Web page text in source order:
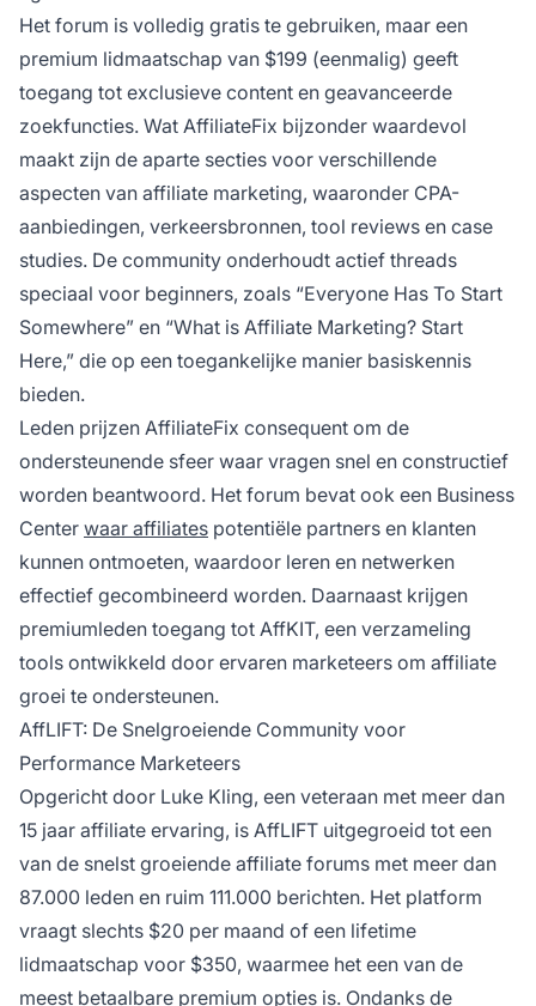
Het forum is volledig gratis te gebruiken, maar een
premium lidmaatschap van $199 (eenmalig) geeft
toegang tot exclusieve content en geavanceerde
zoekfuncties. Wat AffiliateFix bijzonder waardevol
maakt zijn de aparte secties voor verschillende
aspecten van affiliate marketing, waaronder CPA-
aanbiedingen, verkeersbronnen, tool reviews en case
studies. De community onderhoudt actief threads
speciaal voor beginners, zoals “Everyone Has To Start
Somewhere” en “What is Affiliate Marketing? Start
Here,” die op een toegankelijke manier basiskennis
bieden.
Leden prijzen AffiliateFix consequent om de
ondersteunende sfeer waar vragen snel en constructief
worden beantwoord. Het forum bevat ook een Business
Center waar affiliates potentiële partners en klanten
kunnen ontmoeten, waardoor leren en netwerken
effectief gecombineerd worden. Daarnaast krijgen
premiumleden toegang tot AffKIT, een verzameling
tools ontwikkeld door ervaren marketeers om affiliate
groei te ondersteunen.
AffLIFT: De Snelgroeiende Community voor
Performance Marketeers
Opgericht door Luke Kling, een veteraan met meer dan
15 jaar affiliate ervaring, is AffLIFT uitgegroeid tot een
van de snelst groeiende affiliate forums met meer dan
87.000 leden en ruim 111.000 berichten. Het platform
vraagt slechts $20 per maand of een lifetime
lidmaatschap voor $350, waarmee het een van de
meest betaalbare premium opties is. Ondanks de